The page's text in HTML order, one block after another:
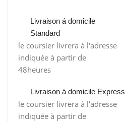
Livraison á domicile
Standard
le coursier livrera à l'adresse
indiquée à partir de
48heures
Livraison á domicile Express
le coursier livrera à l'adresse
indiquée à partir de